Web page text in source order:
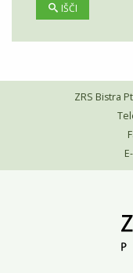
IŠČI
ZRS Bistra